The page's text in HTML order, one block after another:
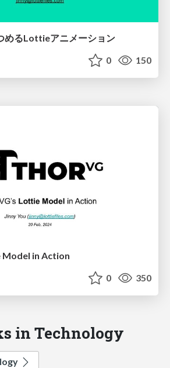
めるLottieアニメーション
0 150
in Action
0 350
in Technology